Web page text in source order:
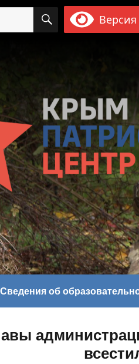
ПОИСК
Версия
Сведения об